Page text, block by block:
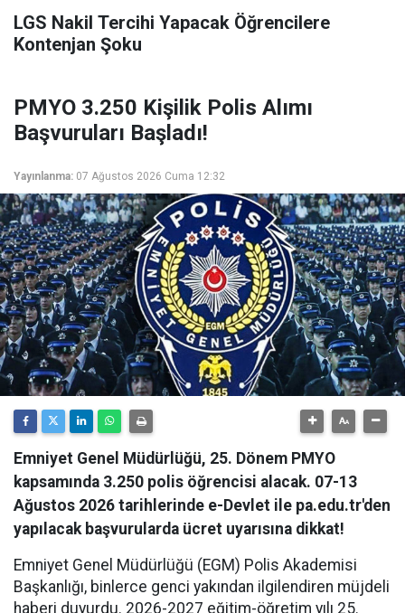
LGS Nakil Tercihi Yapacak Öğrencilere
Kontenjan Şoku
PMYO 3.250 Kişilik Polis Alımı
Başvuruları Başladı!
Yayınlanma: 07 Ağustos 2026 Cuma 12:32
Emniyet Genel Müdürlüğü, 25. Dönem PMYO
kapsamında 3.250 polis öğrencisi alacak. 07-13
Ağustos 2026 tarihlerinde e-Devlet ile pa.edu.tr'den
yapılacak başvurularda ücret uyarısına dikkat!
Emniyet Genel Müdürlüğü (EGM) Polis Akademisi
Başkanlığı, binlerce genci yakından ilgilendiren müjdeli
haberi duyurdu. 2026-2027 eğitim-öğretim yılı 25.